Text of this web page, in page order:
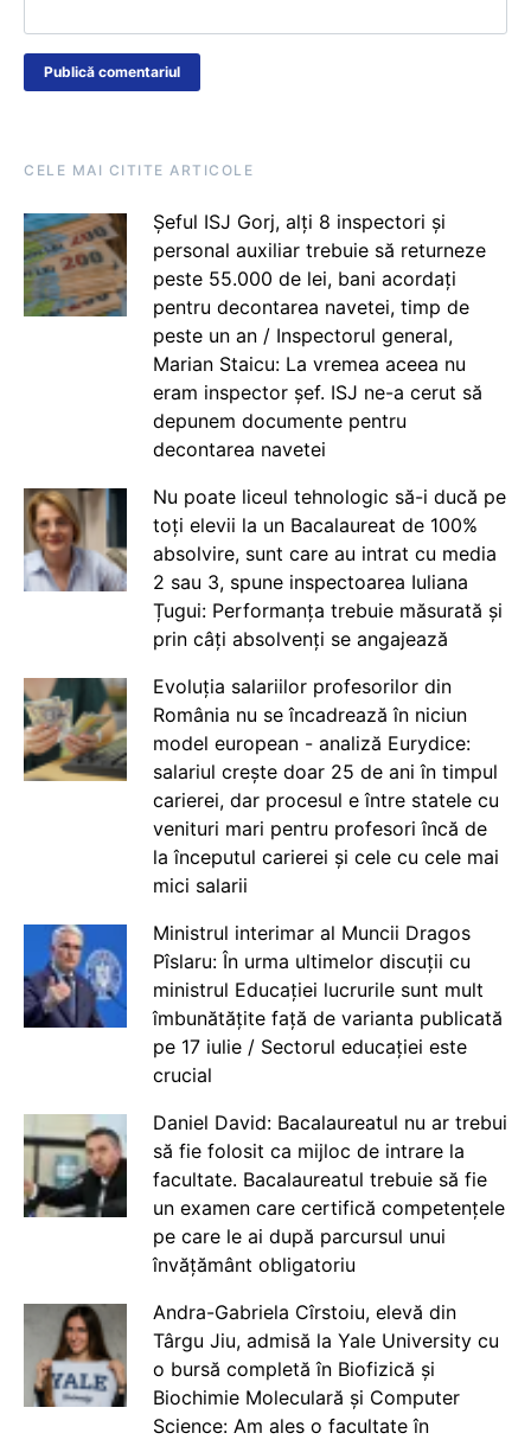
CELE MAI CITITE ARTICOLE
Șeful ISJ Gorj, alți 8 inspectori și
personal auxiliar trebuie să returneze
peste 55.000 de lei, bani acordați
pentru decontarea navetei, timp de
peste un an / Inspectorul general,
Marian Staicu: La vremea aceea nu
eram inspector șef. ISJ ne-a cerut să
depunem documente pentru
decontarea navetei
Nu poate liceul tehnologic să-i ducă pe
toți elevii la un Bacalaureat de 100%
absolvire, sunt care au intrat cu media
2 sau 3, spune inspectoarea Iuliana
Țugui: Performanța trebuie măsurată și
prin câți absolvenți se angajează
Evoluția salariilor profesorilor din
România nu se încadrează în niciun
model european - analiză Eurydice:
salariul crește doar 25 de ani în timpul
carierei, dar procesul e între statele cu
venituri mari pentru profesori încă de
la începutul carierei și cele cu cele mai
mici salarii
Ministrul interimar al Muncii Dragos
Pîslaru: În urma ultimelor discuții cu
ministrul Educației lucrurile sunt mult
îmbunătățite față de varianta publicată
pe 17 iulie / Sectorul educației este
crucial
Daniel David: Bacalaureatul nu ar trebui
să fie folosit ca mijloc de intrare la
facultate. Bacalaureatul trebuie să fie
un examen care certifică competențele
pe care le ai după parcursul unui
învățământ obligatoriu
Andra-Gabriela Cîrstoiu, elevă din
Târgu Jiu, admisă la Yale University cu
o bursă completă în Biofizică și
Biochimie Moleculară și Computer
Science: Am ales o facultate în